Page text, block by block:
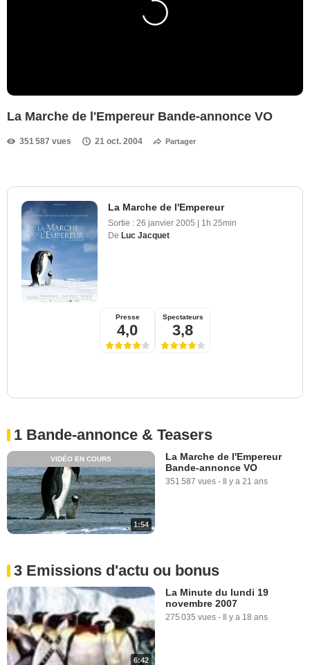
La Marche de l'Empereur Bande-annonce VO
351 587 vues 21 oct. 2004 Partager
La Marche de l'Empereur
Sortie : 26 janvier 2005 | 1h 25min
De Luc Jacquet
Presse
4,0
Spectateurs
3,8
1 Bande-annonce & Teasers
1:54
VIDÉO EN COURS
La Marche de l'Empereur
Bande-annonce VO
351 587 vues - Il y a 21 ans
3 Emissions d'actu ou bonus
6:42
La Minute du lundi 19
novembre 2007
275 035 vues - Il y a 18 ans